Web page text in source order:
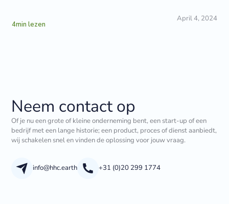
4min lezen
April 4, 2024
Neem contact op
Of je nu een grote of kleine onderneming bent, een start-up of een
bedrijf met een lange historie; een product, proces of dienst aanbiedt,
wij schakelen snel en vinden de oplossing voor jouw vraag.
info@hhc.earth +31 (0)20 299 1774